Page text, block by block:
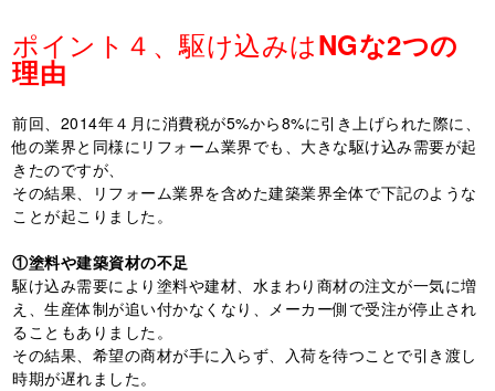
ポイント４、駆け込みはNGな2つの
理由
前回、2014年４月に消費税が5%から8%に引き上げられた際に、
他の業界と同様にリフォーム業界でも、大きな駆け込み需要が起
きたのですが、
その結果、リフォーム業界を含めた建築業界全体で下記のような
ことが起こりました。
①塗料や建築資材の不足
駆け込み需要により塗料や建材、水まわり商材の注文が一気に増
え、生産体制が追い付かなくなり、メーカー側で受注が停止され
ることもありました。
その結果、希望の商材が手に入らず、入荷を待つことで引き渡し
時期が遅れました。